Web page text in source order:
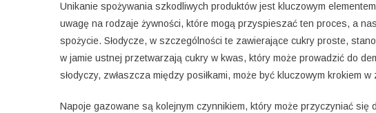
Unikanie spożywania szkodliwych produktów jest kluczowym
uwagę na rodzaje żywności, które mogą przyspieszać ten proces, a
spożycie. Słodycze, w szczególności te zawierające cukry proste,
w jamie ustnej przetwarzają cukry w kwas, który może prowadzić do
słodyczy, zwłaszcza między posiłkami, może być kluczowym krokiem
Napoje gazowane są kolejnym czynnikiem, który może przyczyniać